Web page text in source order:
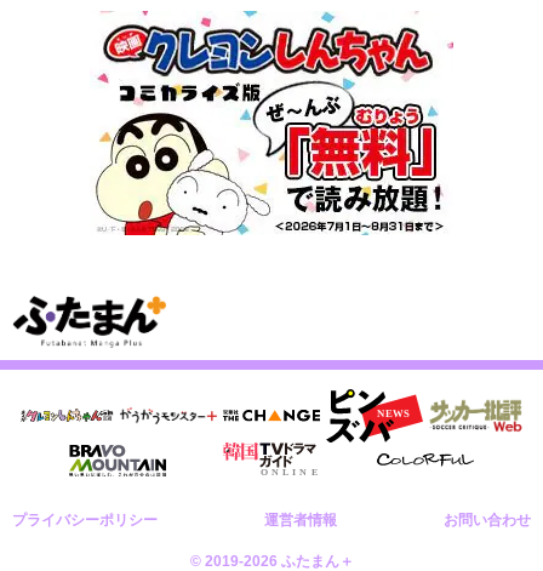
プライバシーポリシー 運営者情報 お問い合わせ
© 2019-2026 ふたまん＋